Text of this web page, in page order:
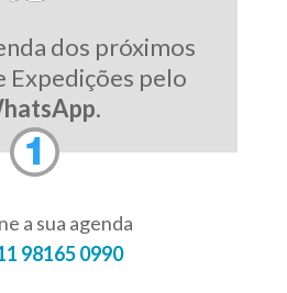
dos próximos
Expedições pelo
.
a sua agenda
98165 0990